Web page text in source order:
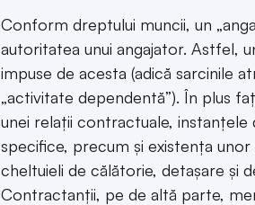
Conform dreptului muncii, un
autoritatea unui angajator. Astfel,
impuse de acesta (adică sarcinile
„activitate dependentă”). În plus
unei relații contractuale,
specifice, precum și existența
cheltuieli de călătorie, detașare și
Contractanții, pe de altă parte,